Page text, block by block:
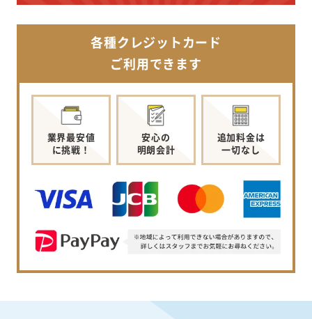
各種クレジットカード
ご利用できます
業界最安値
に挑戦！
安心の
明朗会計
追加料金は
一切なし